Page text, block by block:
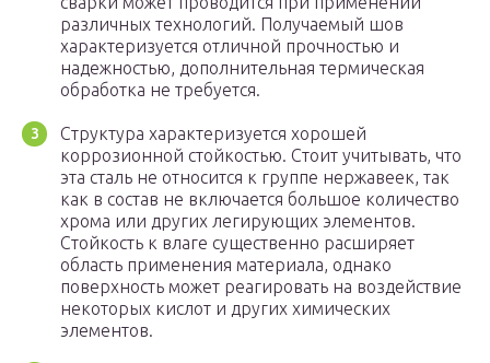
различных технологий. Получаемый шов
характеризуется отличной прочностью и
надежностью, дополнительная термическая
обработка не требуется.
Структура характеризуется хорошей
коррозионной стойкостью. Стоит учитывать, что
эта сталь не относится к группе нержавеек, так
как в состав не включается большое количество
хрома или других легирующих элементов.
Стойкость к влаге существенно расширяет
область применения материала, однако
поверхность может реагировать на воздействие
некоторых кислот и других химических
элементов.